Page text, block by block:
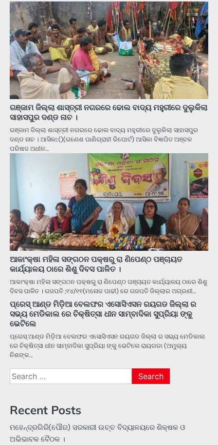
ଗଞ୍ଜାମ ଜିଲ୍ଲା ଶାସ୍ତ୍ରୀ ନଗରରେ ଢୋଲ ବାଦ୍ୟ ମହୁରୀରେ ଦୁଲୁକିଲା
ସାହାସପୁର ଦଣ୍ଡ ନାଚ ।
ଗଞ୍ଜାମ ଜିଲ୍ଲା ଶାସ୍ତ୍ରୀ ନଗରରେ ଢୋଲ ବାଦ୍ୟ ମହୁରୀରେ ଦୁଲୁକିଲା ସାହାସପୁର
ଦଣ୍ଡ ନାଚ । ଆସିକା:()(ଗଣେଶ ପାଣିଗ୍ରାହୀ ରିପୋର୍ଟ) ଆସିକା ବିଜ୍ଞାପିତ ଅଞ୍ଚଳ
ପରିଷଦ ଅଧୀନ…
ଆକାଂକ୍ଷା ମହିଳା ସଙ୍ଗଠନ ପକ୍ଷରୁ ରା ଣିପେଣ୍ଠ ପଞ୍ଚାୟତ
କାର୍ଯ୍ୟାଳୟ ଠାରେ ଶିଶୁ ଦିବସ ପାଳିତ ।
ଆକାଂକ୍ଷା ମହିଳା ସଙ୍ଗଠନ ପକ୍ଷରୁ ରା ଣିପେଣ୍ଠ ପଞ୍ଚାୟତ କାର୍ଯ୍ୟାଳୟ ଠାରେ ଶିଶୁ
ଦିବସ ପାଳିତ । ଗଜପତି ;୧୪/୧୧(ମନୋଜ ପାଢୀ) ରେ ଗଜପତି ଜିଲ୍ଲାର ଅଗ୍ରଣୀ…
ପ୍ରେସ୍ ଆଣ୍ଡ ମିଡ଼ିଆ ବେଲଫର ଏସୋସିଏସନ ରୟଗଡ ଜିଲ୍ଲା ର
ସଭ୍ୟ ମେଡିକାଲ ରେ ଚିକ୍ଷିତ୍ସା ଧୀନ ସାମ୍ବାଦିକା ସୁପ୍ରିୟା ଙ୍କୁ
ଭେଟିଲେ
ପ୍ରେସ୍ ଆଣ୍ଡ ମିଡ଼ିଆ ବେଲଫର ଏସୋସିଏସନ ରୟଗଡ ଜିଲ୍ଲା ର ସଭ୍ୟ ମେଡିକାଲ
ରେ ଚିକ୍ଷିତ୍ସା ଧୀନ ସାମ୍ବାଦିକା ସୁପ୍ରିୟା ଙ୍କୁ ଭେଟିଲେ ରାୟଗଡା (ଅମୁଲ୍ୟ
ନିଶଙ୍କ…
Search
for:
Recent Posts
ମହେନ୍ଦ୍ରଗିରି(ପୌର) ସରକାରୀ ଉଚ୍ଚ ବିଦ୍ୟାଳୟରେ ଶିକ୍ଷକ ଓ
ଅଭିଭାବକ ବୈଠକ ।